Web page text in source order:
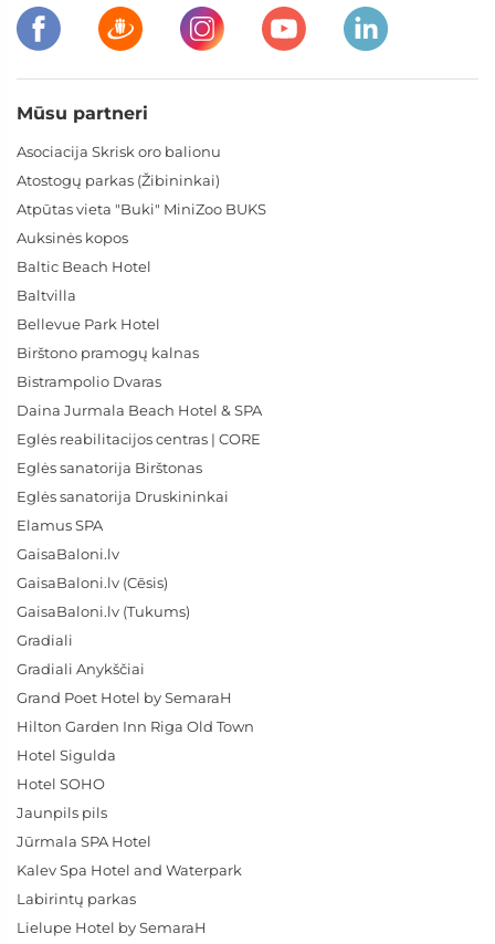
Mūsu partneri
Asociacija Skrisk oro balionu
Atostogų parkas (Žibininkai)
Atpūtas vieta "Buki" MiniZoo BUKS
Auksinės kopos
Baltic Beach Hotel
Baltvilla
Bellevue Park Hotel
Birštono pramogų kalnas
Bistrampolio Dvaras
Daina Jurmala Beach Hotel & SPA
Eglės reabilitacijos centras | CORE
Eglės sanatorija Birštonas
Eglės sanatorija Druskininkai
Elamus SPA
GaisaBaloni.lv
GaisaBaloni.lv (Cēsis)
GaisaBaloni.lv (Tukums)
Gradiali
Gradiali Anykščiai
Grand Poet Hotel by SemaraH
Hilton Garden Inn Riga Old Town
Hotel Sigulda
Hotel SOHO
Jaunpils pils
Jūrmala SPA Hotel
Kalev Spa Hotel and Waterpark
Labirintų parkas
Lielupe Hotel by SemaraH